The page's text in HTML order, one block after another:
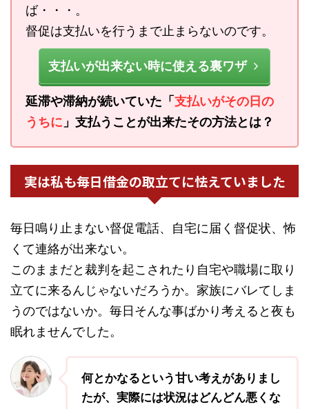
ば・・・。
督促は支払いを行うまで止まらないのです。
支払いが出来ない時に使える裏ワザ
延滞や滞納が続いていた「 支払いがその日の
うちに 」支払うことが出来たその方法とは？
実は私も毎日借金の取立てに怯えていました
毎日鳴り止まない督促電話、自宅に届く督促状、怖
くて連絡が出来ない。
このままだと裁判を起こされたり自宅や職場に取り
立てに来るんじゃないだろうか。家族にバレてしま
うのではないか。毎日そんな事ばかり考えると夜も
眠れませんでした。
何とかなるという甘い考えがありまし
たが、実際には状況はどんどん悪くな